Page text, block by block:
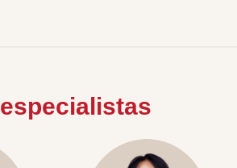
especialistas